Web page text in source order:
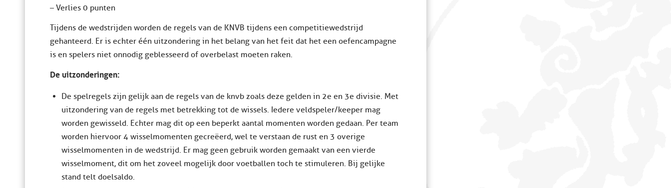
– Verlies 0 punten
Tijdens de wedstrijden worden de regels van de KNVB tijdens een competitiewedstrijd
gehanteerd. Er is echter één uitzondering in het belang van het feit dat het een oefencampagne
is en spelers niet onnodig geblesseerd of overbelast moeten raken.
De uitzonderingen:
De spelregels zijn gelijk aan de regels van de knvb zoals deze gelden in 2e en 3e divisie. Met
uitzondering van de regels met betrekking tot de wissels. Iedere veldspeler/keeper mag
worden gewisseld. Echter mag dit op een beperkt aantal momenten worden gedaan. Per team
worden hiervoor 4 wisselmomenten gecreëerd, wel te verstaan de rust en 3 overige
wisselmomenten in de wedstrijd. Er mag geen gebruik worden gemaakt van een vierde
wisselmoment, dit om het zoveel mogelijk door voetballen toch te stimuleren. Bij gelijke
stand telt doelsaldo.